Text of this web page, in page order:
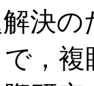
決
，